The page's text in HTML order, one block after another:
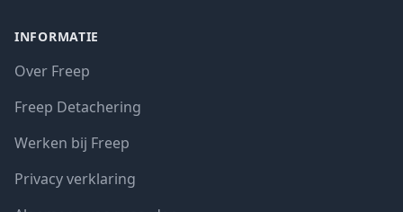
INFORMATIE
Over Freep
Freep Detachering
Werken bij Freep
Privacy verklaring